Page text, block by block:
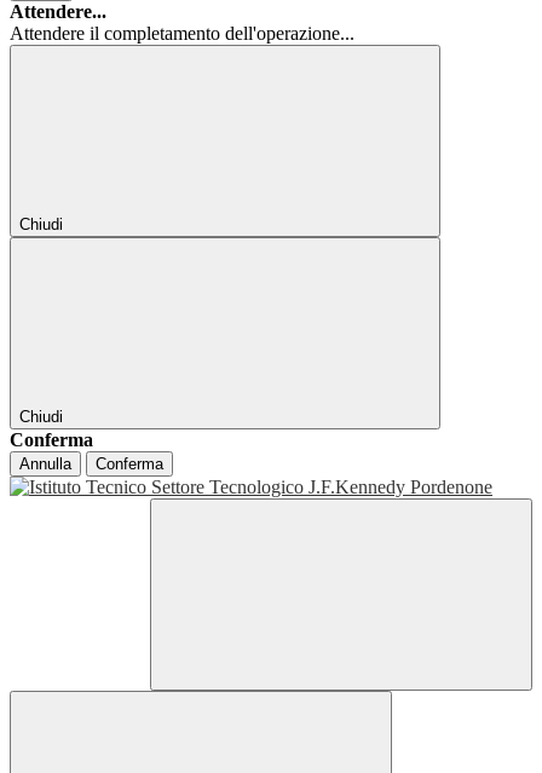
Attendere...
Attendere il completamento dell'operazione...
Chiudi
Chiudi
Conferma
Annulla Conferma